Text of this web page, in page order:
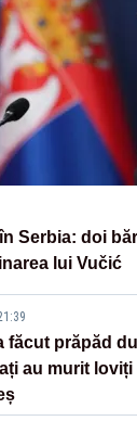
Serbia: doi
lui Vučić
făcut prăpăd
au murit